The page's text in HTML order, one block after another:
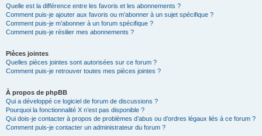
Quelle est la différence entre les favoris et les abonnements ?
Comment puis-je ajouter aux favoris ou m’abonner à un sujet spécifique ?
Comment puis-je m’abonner à un forum spécifique ?
Comment puis-je résilier mes abonnements ?
Pièces jointes
Quelles pièces jointes sont autorisées sur ce forum ?
Comment puis-je retrouver toutes mes pièces jointes ?
À propos de phpBB
Qui a développé ce logiciel de forum de discussions ?
Pourquoi la fonctionnalité X n’est pas disponible ?
Qui dois-je contacter à propos de problèmes d’abus ou d’ordres légaux liés à ce forum ?
Comment puis-je contacter un administrateur du forum ?